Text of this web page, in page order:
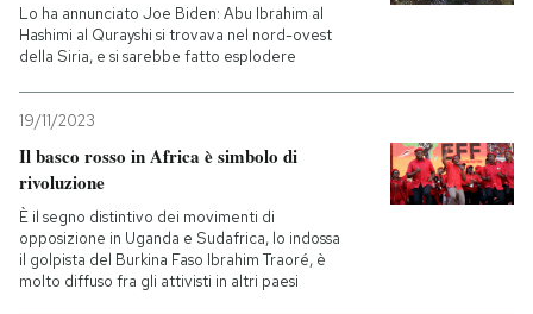
Lo ha annunciato Joe Biden: Abu Ibrahim al
Hashimi al Qurayshi si trovava nel nord-ovest
della Siria, e si sarebbe fatto esplodere
19/11/2023
Il basco rosso in Africa è simbolo di
rivoluzione
È il segno distintivo dei movimenti di
opposizione in Uganda e Sudafrica, lo indossa
il golpista del Burkina Faso Ibrahim Traoré, è
molto diffuso fra gli attivisti in altri paesi